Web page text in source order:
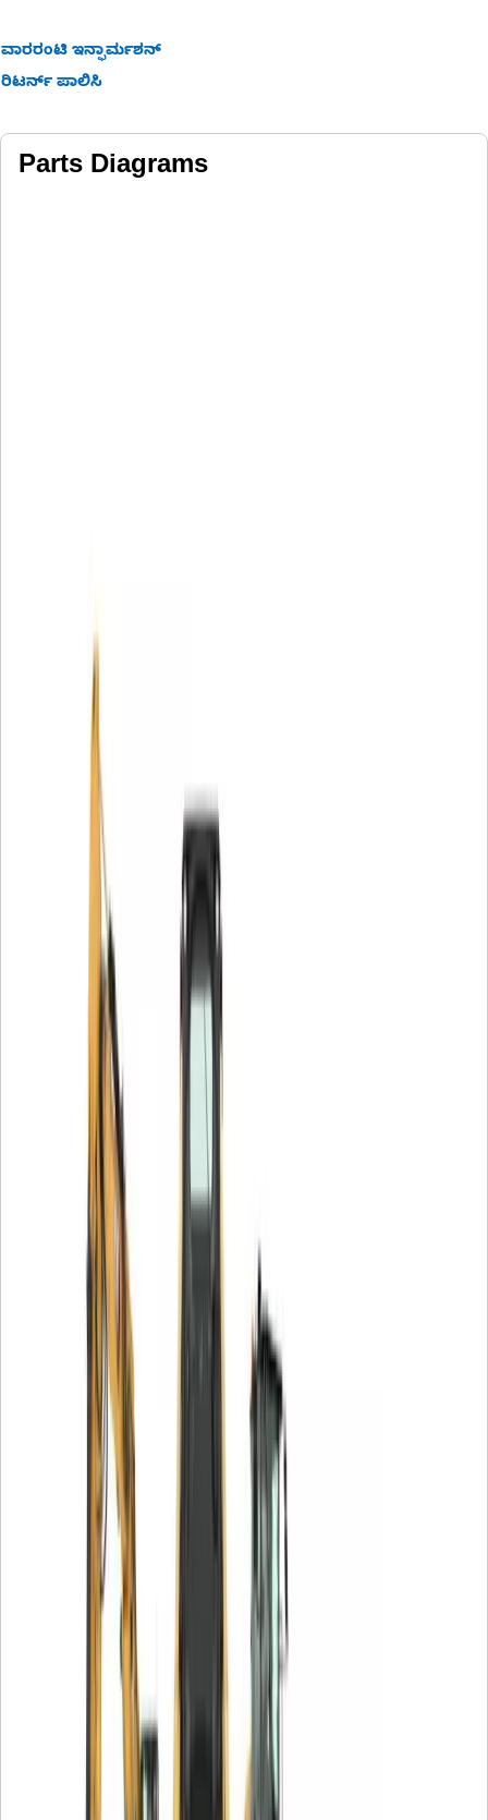
ವಾರರಂಟಿ ಇನ್ಫಾರ್ಮಶನ್
ರಿಟರ್ನ್ ಪಾಲಿಸಿ
Parts Diagrams